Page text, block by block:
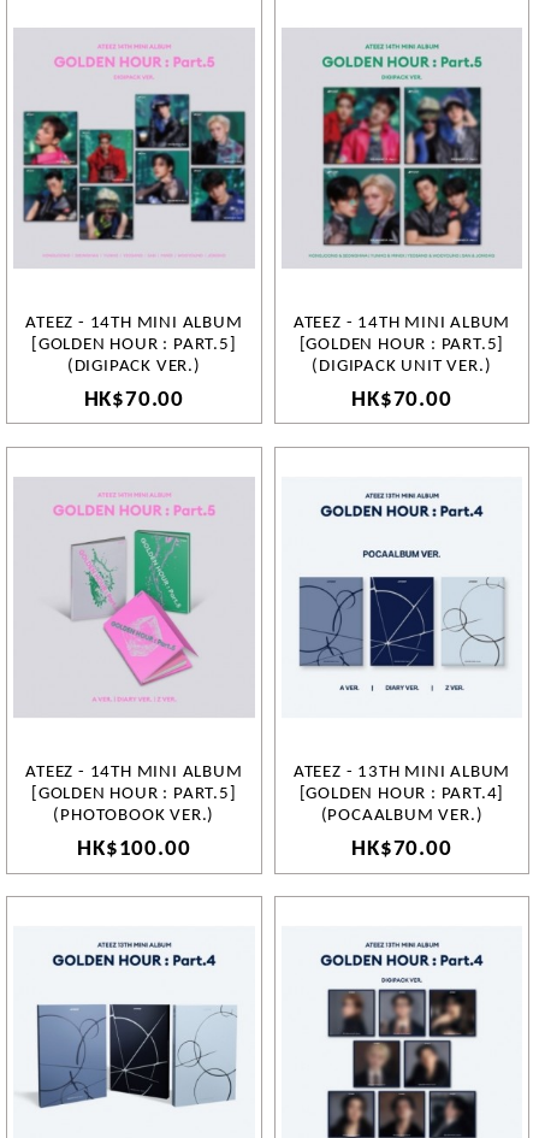
ATEEZ - 14TH MINI ALBUM
[GOLDEN HOUR : PART.5]
(DIGIPACK VER.)
HK$70.00
ATEEZ - 14TH MINI ALBUM
[GOLDEN HOUR : PART.5]
(DIGIPACK UNIT VER.)
HK$70.00
ATEEZ - 14TH MINI ALBUM
[GOLDEN HOUR : PART.5]
(PHOTOBOOK VER.)
HK$100.00
ATEEZ - 13TH MINI ALBUM
[GOLDEN HOUR : PART.4]
(POCAALBUM VER.)
HK$70.00